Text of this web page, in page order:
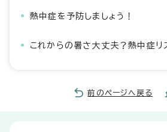
熱中症を予防しましょう！
これからの暑さ大丈夫？熱中症リ
前のページへ戻る